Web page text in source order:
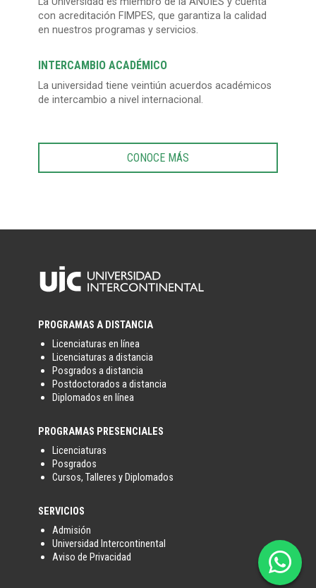
con acreditación FIMPES, que garantiza la calidad
en nuestros programas y servicios.
INTERCAMBIO ACADÉMICO
La universidad tiene veintiún acuerdos académicos
de intercambio a nivel internacional.
CONOCE MÁS
PROGRAMAS A DISTANCIA
Licenciaturas en línea
Licenciaturas a distancia
Posgrados a distancia
Postdoctorados a distancia
Diplomados en línea
PROGRAMAS PRESENCIALES
Licenciaturas
Posgrados
Cursos, Talleres y Diplomados
SERVICIOS
Admisión
Universidad Intercontinental
Aviso de Privacidad
